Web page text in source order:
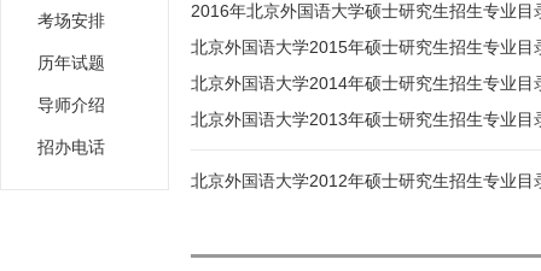
考场安排
历年试题
导师介绍
招办电话
2016年北京外国语大学硕士研究生招生专业目
北京外国语大学2015年硕士研究生招生专业目
北京外国语大学2014年硕士研究生招生专业目
北京外国语大学2013年硕士研究生招生专业目
北京外国语大学2012年硕士研究生招生专业目